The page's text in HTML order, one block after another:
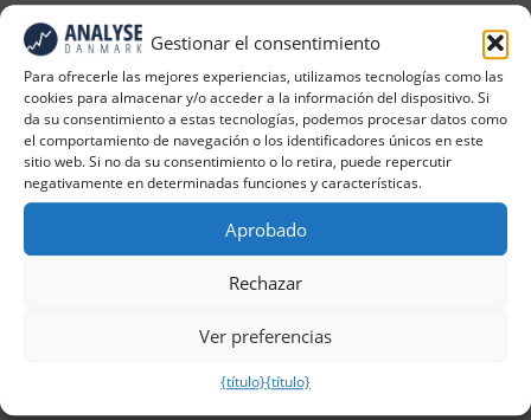
Gestionar el consentimiento
Para ofrecerle las mejores experiencias, utilizamos tecnologías como las
cookies para almacenar y/o acceder a la información del dispositivo. Si
da su consentimiento a estas tecnologías, podemos procesar datos como
el comportamiento de navegación o los identificadores únicos en este
sitio web. Si no da su consentimiento o lo retira, puede repercutir
negativamente en determinadas funciones y características.
Aprobado
Rechazar
Ver preferencias
{título}{título}
Alternativt kan den tage udgangspunkt i
jeres eksisterende kunder, og
gennemføres som enanálisis de
clientesmed fokus på konkurrenter og
kundernes forhold til disse.
Alle virksomheder kan have gavn af at få
indblik i deres konkurrencemæssige styrker og
hvordan man er placeret i forhold til
parametre. Disse vil typisk inkludere